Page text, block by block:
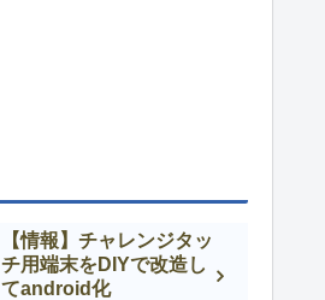
【情報】チャレンジタッ
チ用端末をDIYで改造し
てandroid化